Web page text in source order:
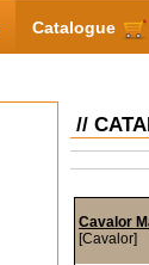
Catalogue
//
Cavalor
[Cavalor]